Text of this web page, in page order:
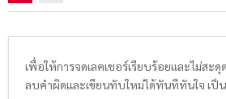
เพื่อให้การจดเลคเชอร์เรียบร้อยและไม่สะ
ลบคำผิดและเขียนทับใหม่ได้ทันทีทันใจ เ